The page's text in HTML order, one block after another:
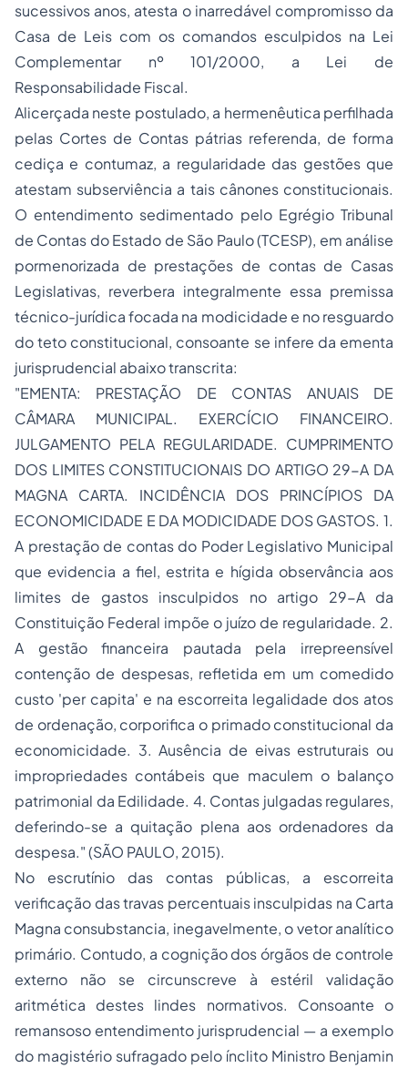
sucessivos anos, atesta o inarredável compromisso da
Casa de Leis com os comandos esculpidos na Lei
Complementar nº 101/2000, a Lei de
Responsabilidade Fiscal.
Alicerçada neste postulado, a hermenêutica perfilhada
pelas Cortes de Contas pátrias referenda, de forma
cediça e contumaz, a regularidade das gestões que
atestam subserviência a tais cânones constitucionais.
O entendimento sedimentado pelo Egrégio Tribunal
de Contas do Estado de São Paulo (TCESP), em análise
pormenorizada de prestações de contas de Casas
Legislativas, reverbera integralmente essa premissa
técnico-jurídica focada na modicidade e no resguardo
do teto constitucional, consoante se infere da ementa
jurisprudencial abaixo transcrita:
"EMENTA: PRESTAÇÃO DE CONTAS ANUAIS DE
CÂMARA MUNICIPAL. EXERCÍCIO FINANCEIRO.
JULGAMENTO PELA REGULARIDADE. CUMPRIMENTO
DOS LIMITES CONSTITUCIONAIS DO ARTIGO 29-A DA
MAGNA CARTA. INCIDÊNCIA DOS PRINCÍPIOS DA
ECONOMICIDADE E DA MODICIDADE DOS GASTOS. 1.
A prestação de contas do Poder Legislativo Municipal
que evidencia a fiel, estrita e hígida observância aos
limites de gastos insculpidos no artigo 29-A da
Constituição Federal impõe o juízo de regularidade. 2.
A gestão financeira pautada pela irrepreensível
contenção de despesas, refletida em um comedido
custo 'per capita' e na escorreita legalidade dos atos
de ordenação, corporifica o primado constitucional da
economicidade. 3. Ausência de eivas estruturais ou
impropriedades contábeis que maculem o balanço
patrimonial da Edilidade. 4. Contas julgadas regulares,
deferindo-se a quitação plena aos ordenadores da
despesa." (SÃO PAULO, 2015).
No escrutínio das contas públicas, a escorreita
verificação das travas percentuais insculpidas na Carta
Magna consubstancia, inegavelmente, o vetor analítico
primário. Contudo, a cognição dos órgãos de controle
externo não se circunscreve à estéril validação
aritmética destes lindes normativos. Consoante o
remansoso entendimento jurisprudencial — a exemplo
do magistério sufragado pelo ínclito Ministro Benjamin